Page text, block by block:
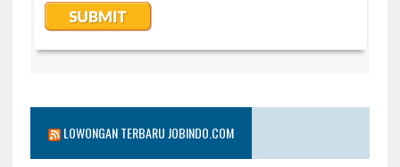
LOWONGAN TERBARU JOBINDO.COM